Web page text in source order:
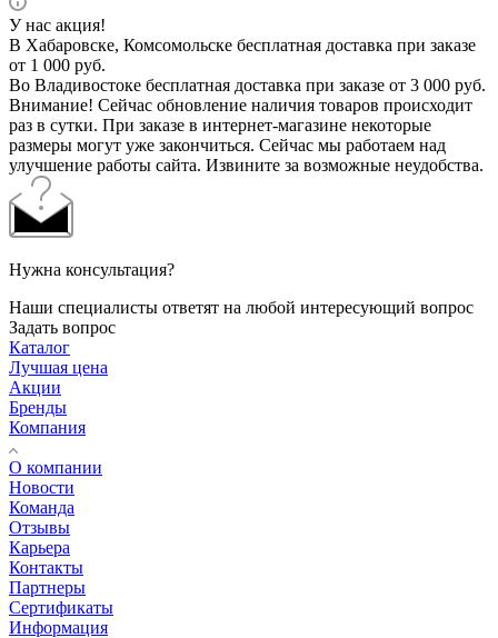
У нас акция!
В Хабаровске, Комсомольске бесплатная доставка при заказе
от 1 000 руб.
Во Владивостоке бесплатная доставка при заказе от 3 000 руб.
Внимание! Сейчас обновление наличия товаров происходит
раз в сутки. При заказе в интернет-магазине некоторые
размеры могут уже закончиться. Сейчас мы работаем над
улучшение работы сайта. Извините за возможные неудобства.
Нужна консультация?
Наши специалисты ответят на любой интересующий вопрос
Задать вопрос
Каталог
Лучшая цена
Акции
Бренды
Компания
О компании
Новости
Команда
Отзывы
Карьера
Контакты
Партнеры
Сертификаты
Информация